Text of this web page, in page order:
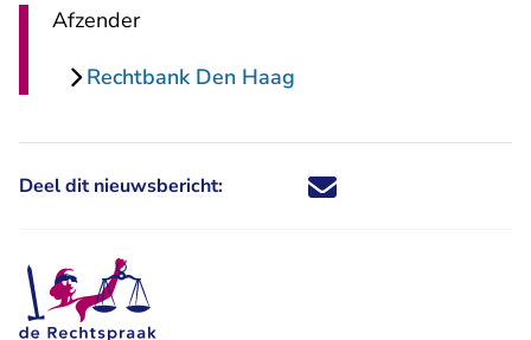
Afzender
Rechtbank Den Haag
Deel dit nieuwsbericht: Deel dit nieuwsbericht via X -
Deel dit nieuwsbericht via
Deel dit nieuwsbericht
Deel dit